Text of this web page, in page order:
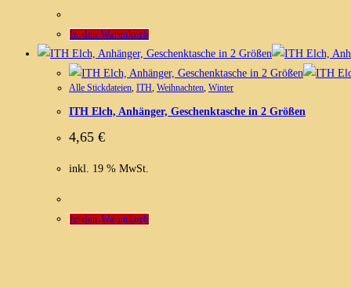
In den Warenkorb
Alle Stickdateien, ITH, Weihnachten, Winter
ITH Elch, Anhänger, Geschenktasche in 2 Größen
4,65 €
inkl. 19 % MwSt.
In den Warenkorb